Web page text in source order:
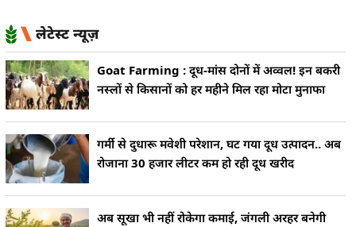
लेटेस्ट न्यूज़
Goat Farming : दूध-मांस दोनों में अव्वल! इन बकरी
नस्लों से किसानों को हर महीने मिल रहा मोटा मुनाफा
गर्मी से दुधारू मवेशी परेशान, घट गया दूध उत्पादन.. अब
रोजाना 30 हजार लीटर कम हो रही दूध खरीद
अब सूखा भी नहीं रोकेगा कमाई, जंगली अरहर बनेगी